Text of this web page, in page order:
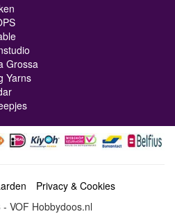
Grossa
Yarns
Privacy & Cookies
VOF Hobbydoos.nl